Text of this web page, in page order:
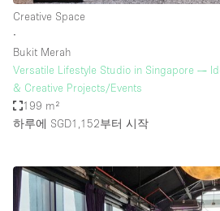
Creative Space
∙
Bukit Merah
Versatile Lifestyle Studio in Singapore —
& Creative Projects/Events
199 m²
하루에 SGD1,152부터 시작